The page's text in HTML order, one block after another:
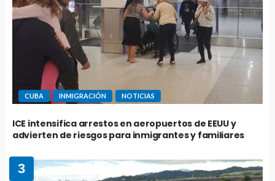
CUBA INMIGRACIÓN NOTICIAS
ICE intensifica arrestos en aeropuertos de EEUU y
advierten de riesgos para inmigrantes y familiares
3